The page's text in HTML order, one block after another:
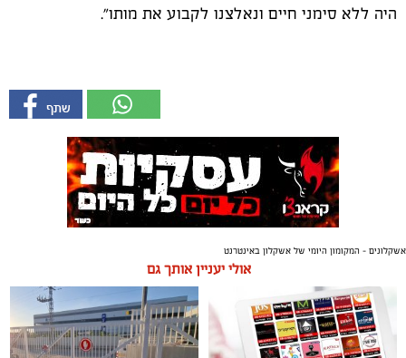
היה ללא סימני חיים ונאלצנו לקבוע את מותו".
אשקלונים - המקומון היומי של אשקלון באינטרנט
אולי יעניין אותך גם